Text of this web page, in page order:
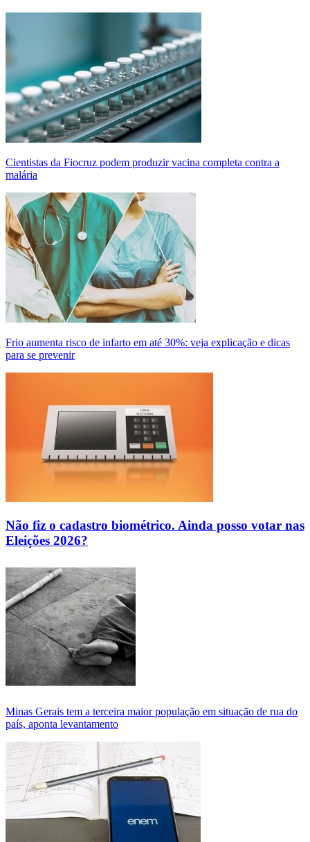
Cientistas da Fiocruz podem produzir vacina completa contra a
malária
Frio aumenta risco de infarto em até 30%: veja explicação e dicas
para se prevenir
Não fiz o cadastro biométrico. Ainda posso votar nas
Eleições 2026?
Minas Gerais tem a terceira maior população em situação de rua do
país, aponta levantamento